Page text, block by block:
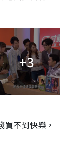
+3
不到快樂，